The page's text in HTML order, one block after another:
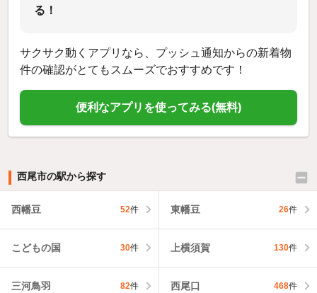
る！
サクサク動くアプリなら、プッシュ通知からの新着物
件の確認がとてもスムーズでおすすめです！
便利なアプリを使ってみる(無料)
西尾市の駅から探す
西幡豆 52件 東幡豆 26件
こどもの国 30件 上横須賀 130件
三河鳥羽 82件 西尾口 468件